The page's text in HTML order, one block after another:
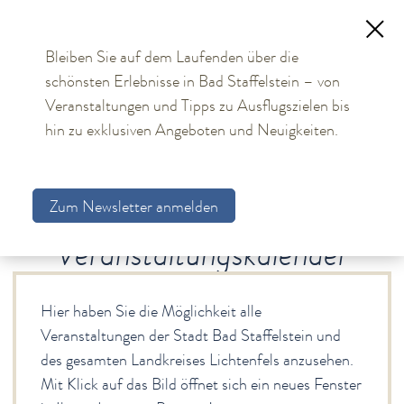
TOURISMUS
Aktuelles
Unterkünfte
Gesundheit & Wellness
Veranstaltungen & Kultur
Veranstaltungskalender
Feste & Märkte
Lieder auf Banz
Veranstaltungskalender
Hier haben Sie die Möglichkeit alle
Veranstaltungen der Stadt Bad Staffelstein und
des gesamten Landkreises Lichtenfels anzusehen.
Mit Klick auf das Bild öffnet sich ein neues Fenster
Bleiben Sie auf dem Laufenden über die
schönsten Erlebnisse in Bad Staffelstein – von
Veranstaltungen und Tipps zu Ausflugszielen bis
hin zu exklusiven Angeboten und Neuigkeiten.
Zum Newsletter anmelden